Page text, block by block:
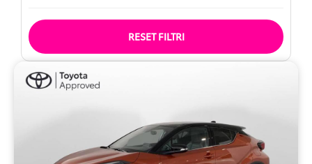
RESET FILTRI